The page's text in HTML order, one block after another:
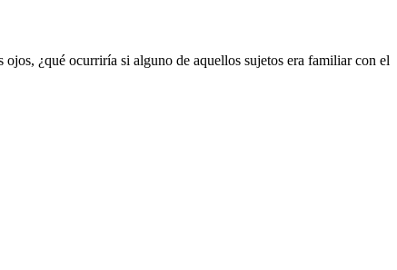
¿qué ocurriría si alguno de aquellos sujetos era familiar con el